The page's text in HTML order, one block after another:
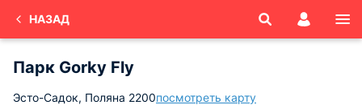
НАЗАД
Парк Gorky Fly
Эсто-Садок, Поляна 2200посмотреть карту